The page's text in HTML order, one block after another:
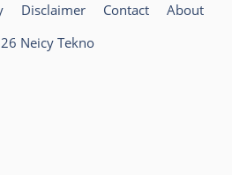
Disclaimer Contact
About
Neicy Tekno